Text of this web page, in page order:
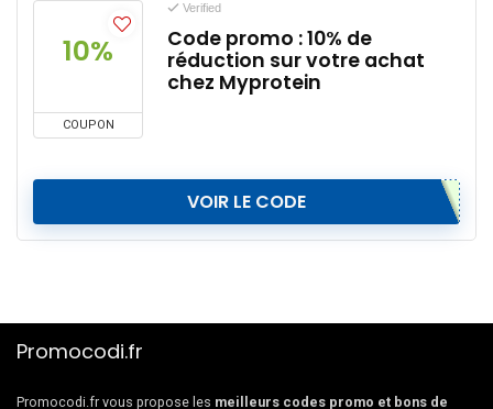
10%
COUPON
Verified
Code promo : 10% de
réduction sur votre achat
chez Myprotein
VOIR LE CODE
Promocodi.fr
Promocodi.fr vous propose les meilleurs codes promo et bons de